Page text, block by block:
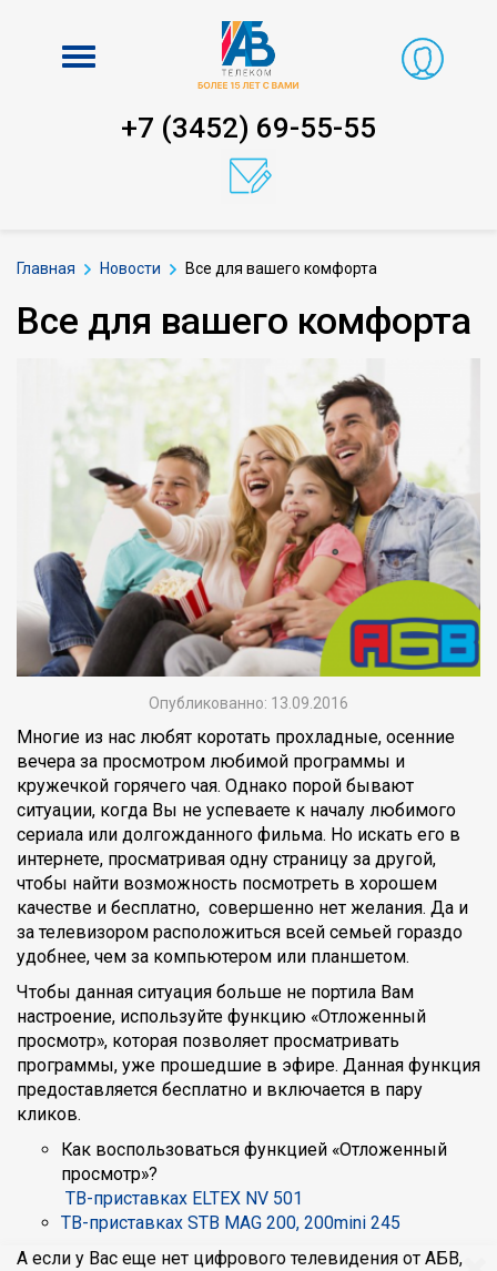
Включить
+7 (3452) 69-55-55
Главная Новости Все для вашего комфорта
Все для вашего комфорта
Опубликованно: 13.09.2016
Многие из нас любят коротать прохладные, осенние
вечера за просмотром любимой программы и
кружечкой горячего чая. Однако порой бывают
ситуации, когда Вы не успеваете к началу любимого
сериала или долгожданного фильма. Но искать его в
интернете, просматривая одну страницу за другой,
чтобы найти возможность посмотреть в хорошем
качестве и бесплатно, совершенно нет желания. Да и
за телевизором расположиться всей семьей гораздо
удобнее, чем за компьютером или планшетом.
Чтобы данная ситуация больше не портила Вам
настроение, используйте функцию «Отложенный
просмотр», которая позволяет просматривать
программы, уже прошедшие в эфире. Данная функция
предоставляется бесплатно и включается в пару
кликов.
Как воспользоваться функцией «Отложенный
просмотр»?
ТВ-приставках ELTEX NV 501
ТВ-приставках STB MAG 200, 200mini 245
А если у Вас еще нет цифрового телевидения от АБВ,